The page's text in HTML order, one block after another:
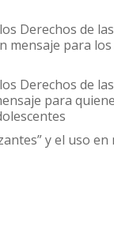
Derechos de
mensaje para
Derechos de
para
y el uso